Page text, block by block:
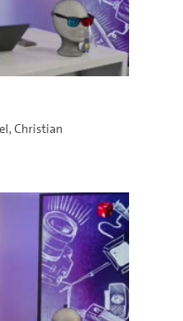
,Christian